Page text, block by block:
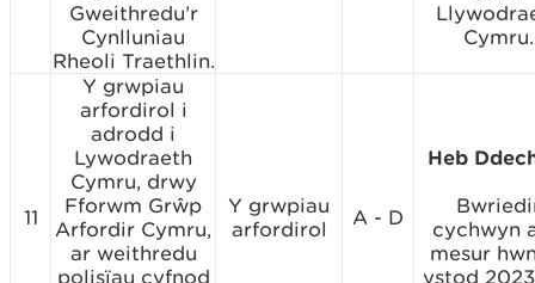
Gweithredu’r
Cynlluniau
Rheoli Traethlin.
Cymru.
11
Y grwpiau
arfordirol i
adrodd i
Lywodraeth
Cymru, drwy
Fforwm Grŵp
Arfordir Cymru,
ar weithredu
polisïau cyfnod
Y grwpiau
arfordirol
A - D
Heb
cychwyn
mesur
ystod